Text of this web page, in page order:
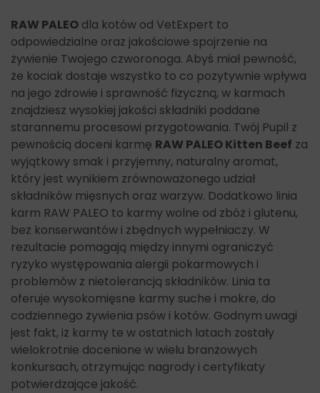
RAW PALEO dla kotów od VetExpert to
odpowiedzialne oraz jakościowe spojrzenie na
żywienie Twojego czworonoga. Abyś miał pewność,
że kociak dostaje wszystko to co pozytywnie wpływa
na jego zdrowie i sprawność fizyczną, w karmach
znajdziesz wysokiej jakości składniki poddane
starannemu procesowi przygotowania. Twój Pupil z
pewnością doceni karmę RAW PALEO Kitten Beef za
wyjątkowy smak i przyjemny, naturalny aromat,
który jest wynikiem zrównoważonego udział
składników mięsnych oraz warzyw. Dodatkowo linia
karm RAW PALEO to karmy wolne od zbóż i glutenu,
bez konserwantów i zbędnych wypełniaczy. W
rezultacie pomagają między innymi ograniczyć
ryzyko występowania alergii pokarmowych i
problemów z nietolerancją składników. Linia ta
oferuje wysokomięsne karmy suche i mokre, do
codziennego żywienia psów i kotów. Godnym uwagi
jest fakt, iż karmy te w ostatnich latach zostały
wielokrotnie docenione w wielu branżowych
konkursach, otrzymując nagrody i certyfikaty
potwierdzające jakość.